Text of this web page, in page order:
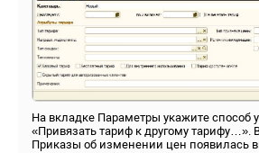
На вкладке Параметры укажите способ
«Привязать тариф к другому тарифу…».
Приказы об изменении цен появилась